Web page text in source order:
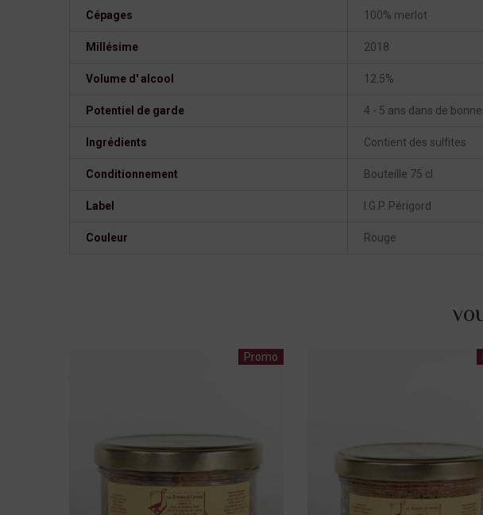
Cépages 100% merlot
Millésime 2018
Volume d' alcool 12.5%
Potentiel de garde 4 - 5 ans dans de
Ingrédients Contient des sulfites
Conditionnement Bouteille 75 cl
Label I.G.P. Périgord
Couleur Rouge
Promo